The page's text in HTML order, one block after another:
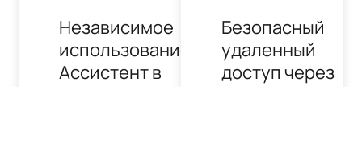
Независимое
использование
Ассистент в
Безопасный
удаленный
доступ через